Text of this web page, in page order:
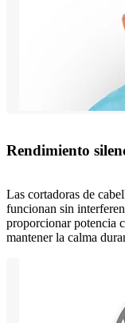
Rendimiento
Las cortadoras de
funcionan sin
proporcionar potencia
mantener la calma